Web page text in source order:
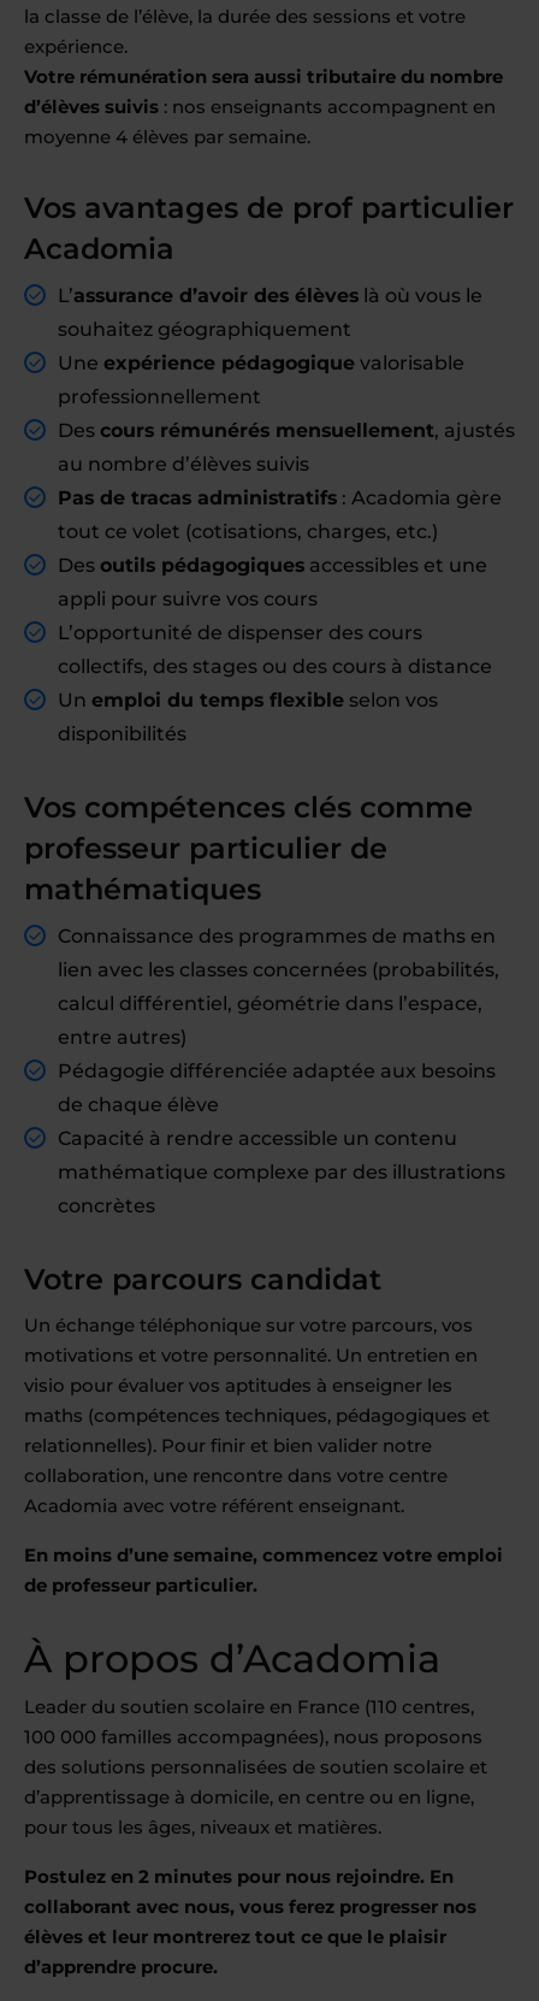
la classe de l’élève, la durée des sessions et votre
expérience.
Votre rémunération sera aussi tributaire du nombre
d’élèves suivis : nos enseignants accompagnent en
moyenne 4 élèves par semaine.
Vos avantages de prof particulier
Acadomia
L’assurance d’avoir des élèves là où vous le
souhaitez géographiquement
Une expérience pédagogique valorisable
professionnellement
Des cours rémunérés mensuellement, ajustés
au nombre d’élèves suivis
Pas de tracas administratifs : Acadomia gère
tout ce volet (cotisations, charges, etc.)
Des outils pédagogiques accessibles et une
appli pour suivre vos cours
L’opportunité de dispenser des cours
collectifs, des stages ou des cours à distance
Un emploi du temps flexible selon vos
disponibilités
Vos compétences clés comme
professeur particulier de
mathématiques
Connaissance des programmes de maths en
lien avec les classes concernées (probabilités,
calcul différentiel, géométrie dans l’espace,
entre autres)
Pédagogie différenciée adaptée aux besoins
de chaque élève
Capacité à rendre accessible un contenu
mathématique complexe par des illustrations
concrètes
Votre parcours candidat
Un échange téléphonique sur votre parcours, vos
motivations et votre personnalité. Un entretien en
visio pour évaluer vos aptitudes à enseigner les
maths (compétences techniques, pédagogiques et
relationnelles). Pour finir et bien valider notre
collaboration, une rencontre dans votre centre
Acadomia avec votre référent enseignant.
En moins d’une semaine, commencez votre emploi
de professeur particulier.
À propos d’Acadomia
Leader du soutien scolaire en France (110 centres,
100 000 familles accompagnées), nous proposons
des solutions personnalisées de soutien scolaire et
d’apprentissage à domicile, en centre ou en ligne,
pour tous les âges, niveaux et matières.
Postulez en 2 minutes pour nous rejoindre. En
collaborant avec nous, vous ferez progresser nos
élèves et leur montrerez tout ce que le plaisir
d’apprendre procure.